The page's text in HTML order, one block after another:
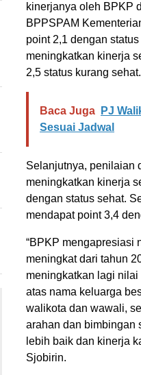
kinerjanya oleh BPKP
BPPSPAM
point 2,1 dengan
meningkatkan kinerja
2,5 status kurang sehat.
Baca Juga
PJ
Sesuai Jadwal
Selanjutnya, penilaian
meningkatkan kinerja
dengan status sehat.
mendapat point 3,4
“BPKP mengapresiasi
meningkat dari tahun
meningkatkan lagi
atas nama keluarga
walikota dan wawali,
arahan dan bimbingan
lebih baik dan kinerja
Sjobirin.